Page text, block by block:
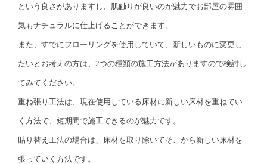
という良さがありますし、肌触りが良いのが魅力でお部屋の雰囲
気もナチュラルに仕上げることができます。
また、すでにフローリングを使用していて、新しいものに変更し
たいとお考えの方は、2つの種類の施工方法がありますので検討し
てみてください。
重ね張り工法は、現在使用している床材に新しい床材を重ねてい
く方法で、短期間で施工できるのが魅力です。
貼り替え工法の場合は、床材を取り除いてそこから新しい床材を
張っていく方法です。